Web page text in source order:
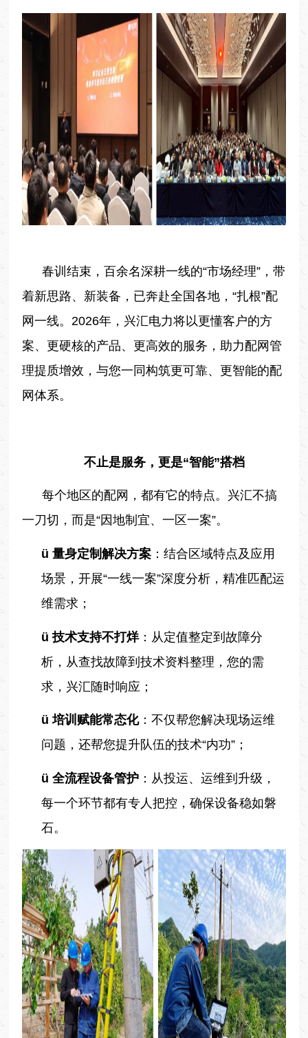
春训结束，百余名深耕一线的“市场经理”，带
着新思路、新装备，已奔赴全国各地，“扎根”配
网一线。2026年，兴汇电力将以更懂客户的方
案、更硬核的产品、更高效的服务，助力配网管
理提质增效，与您一同构筑更可靠、更智能的配
网体系。
不止是服务，更是“智能”搭档
每个地区的配网，都有它的特点。兴汇不搞
一刀切，而是“因地制宜、一区一案”。
ü 量身定制解决方案：结合区域特点及应用
场景，开展“一线一案”深度分析，精准匹配运
维需求；
ü 技术支持不打烊：从定值整定到故障分
析，从查找故障到技术资料整理，您的需
求，兴汇随时响应；
ü 培训赋能常态化：不仅帮您解决现场运维
问题，还帮您提升队伍的技术“内功”；
ü 全流程设备管护：从投运、运维到升级，
每一个环节都有专人把控，确保设备稳如磐
石。